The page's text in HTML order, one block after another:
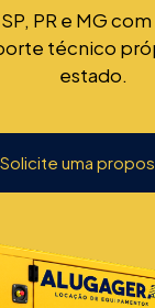
PR e MG
técnico
estado.
Solicite uma